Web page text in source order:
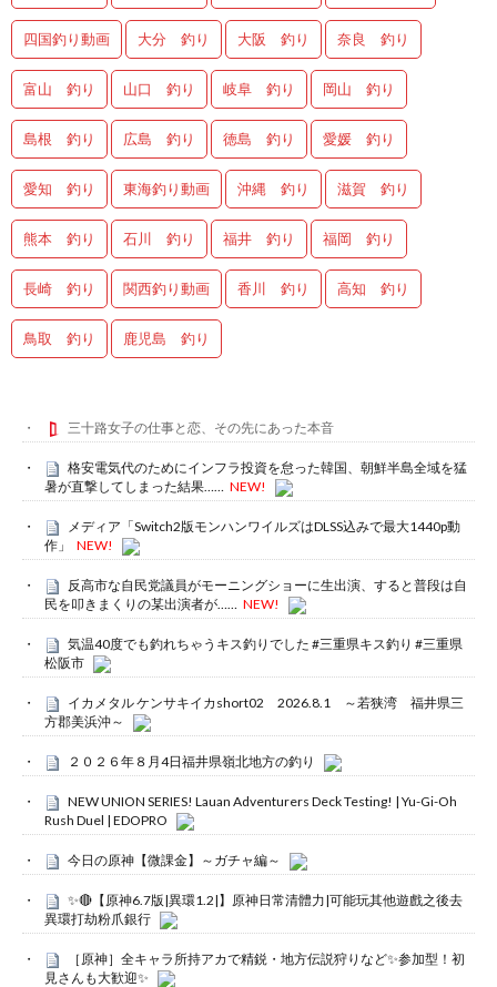
四国釣り動画 大分 釣り 大阪 釣り 奈良 釣り
富山 釣り 山口 釣り 岐阜 釣り 岡山 釣り
島根 釣り 広島 釣り 徳島 釣り 愛媛 釣り
愛知 釣り 東海釣り動画 沖縄 釣り 滋賀 釣り
熊本 釣り 石川 釣り 福井 釣り 福岡 釣り
長崎 釣り 関西釣り動画 香川 釣り 高知 釣り
鳥取 釣り 鹿児島 釣り
三十路女子の仕事と恋、その先にあった本音
格安電気代のためにインフラ投資を怠った韓国、朝鮮半島全域を猛
暑が直撃してしまった結果…… NEW!
メディア「Switch2版モンハンワイルズはDLSS込みで最大1440p動
作」
NEW!
反高市な自民党議員がモーニングショーに生出演、すると普段は自
民を叩きまくりの某出演者が…… NEW!
気温40度でも釣れちゃうキス釣りでした #三重県キス釣り #三重県
松阪市
イカメタル ケンサキイカshort02 2026.8.1 ～若狭湾 福井県三
方郡美浜沖～
２０２６年８月4日福井県嶺北地方の釣り
NEW UNION SERIES! Lauan Adventurers Deck Testing! | Yu-Gi-Oh
Rush Duel | EDOPRO
今日の原神【微課金】～ガチャ編～
✨🔴【原神6.7版|異環1.2|】原神日常清體力|可能玩其他遊戲之後去
異環打劫粉爪銀行
［原神］全キャラ所持アカで精鋭・地方伝説狩りなど✨参加型！初
見さんも大歓迎✨